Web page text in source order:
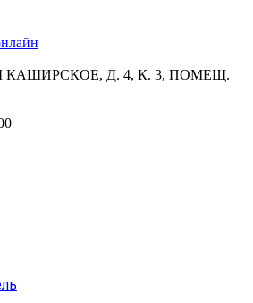
КАШИРСКОЕ, Д. 4, К. 3, ПОМЕЩ.